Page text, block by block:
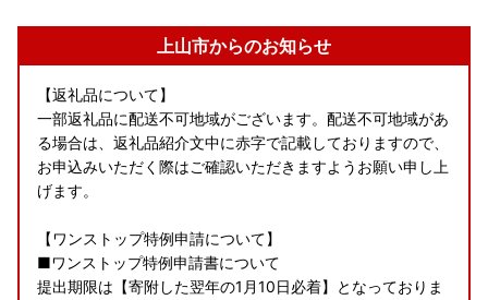
上山市からのお知らせ
【返礼品について】
一部返礼品に配送不可地域がございます。配送不可地域があ
る場合は、返礼品紹介文中に赤字で記載しておりますので、
お申込みいただく際はご確認いただきますようお願い申し上
げます。
【ワンストップ特例申請について】
■ワンストップ特例申請書について
提出期限は【寄附した翌年の1月10日必着】となっておりま